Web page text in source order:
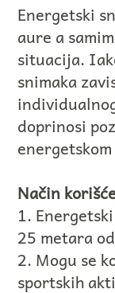
Energetski
aure a
situacija.
snimaka
doprinosi
Način
1.
25 metara
2. Mogu se
sportskih